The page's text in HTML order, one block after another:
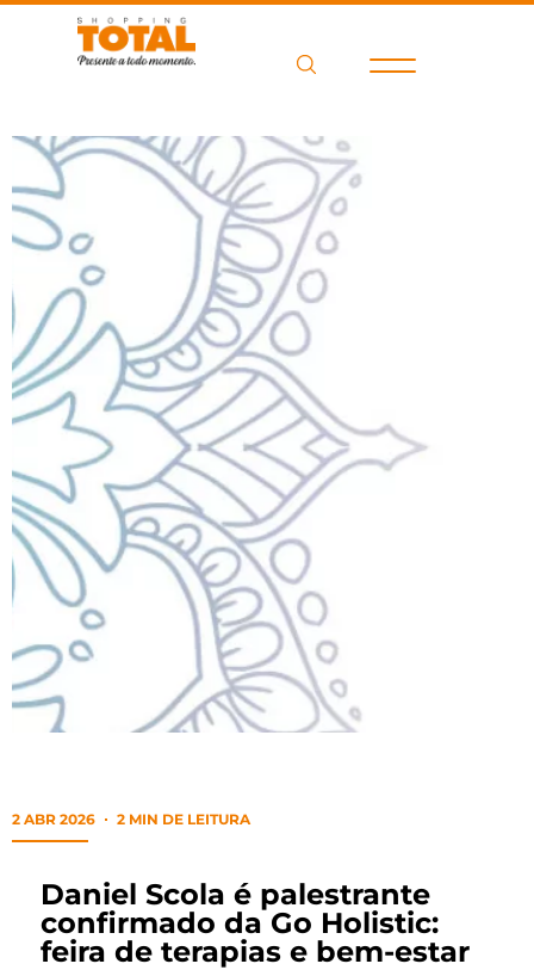
2 ABR 2026 2 MIN DE LEITURA
Daniel Scola é palestrante
confirmado da Go Holistic:
feira de terapias e bem-estar